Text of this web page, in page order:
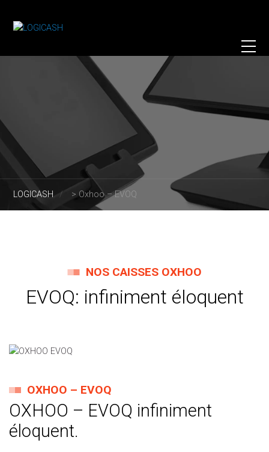
LOGICASH > Oxhoo – EVOQ
NOS CAISSES OXHOO
EVOQ: infiniment éloquent
OXHOO – EVOQ
OXHOO – EVOQ infiniment
éloquent.